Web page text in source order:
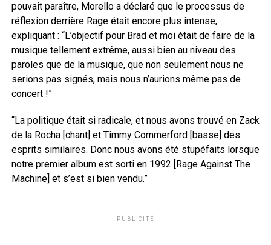
pouvait paraître, Morello a déclaré que le processus de
réflexion derrière Rage était encore plus intense,
expliquant : “L’objectif pour Brad et moi était de faire de la
musique tellement extrême, aussi bien au niveau des
paroles que de la musique, que non seulement nous ne
serions pas signés, mais nous n’aurions même pas de
concert !”
“La politique était si radicale, et nous avons trouvé en Zack
de la Rocha [chant] et Timmy Commerford [basse] des
esprits similaires. Donc nous avons été stupéfaits lorsque
notre premier album est sorti en 1992 [Rage Against The
Machine] et s’est si bien vendu.”
PUBLICITÉ